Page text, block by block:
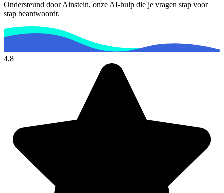
Ondersteund door Ainstein, onze AI-hulp die je vragen stap voor
stap beantwoordt.
4,8